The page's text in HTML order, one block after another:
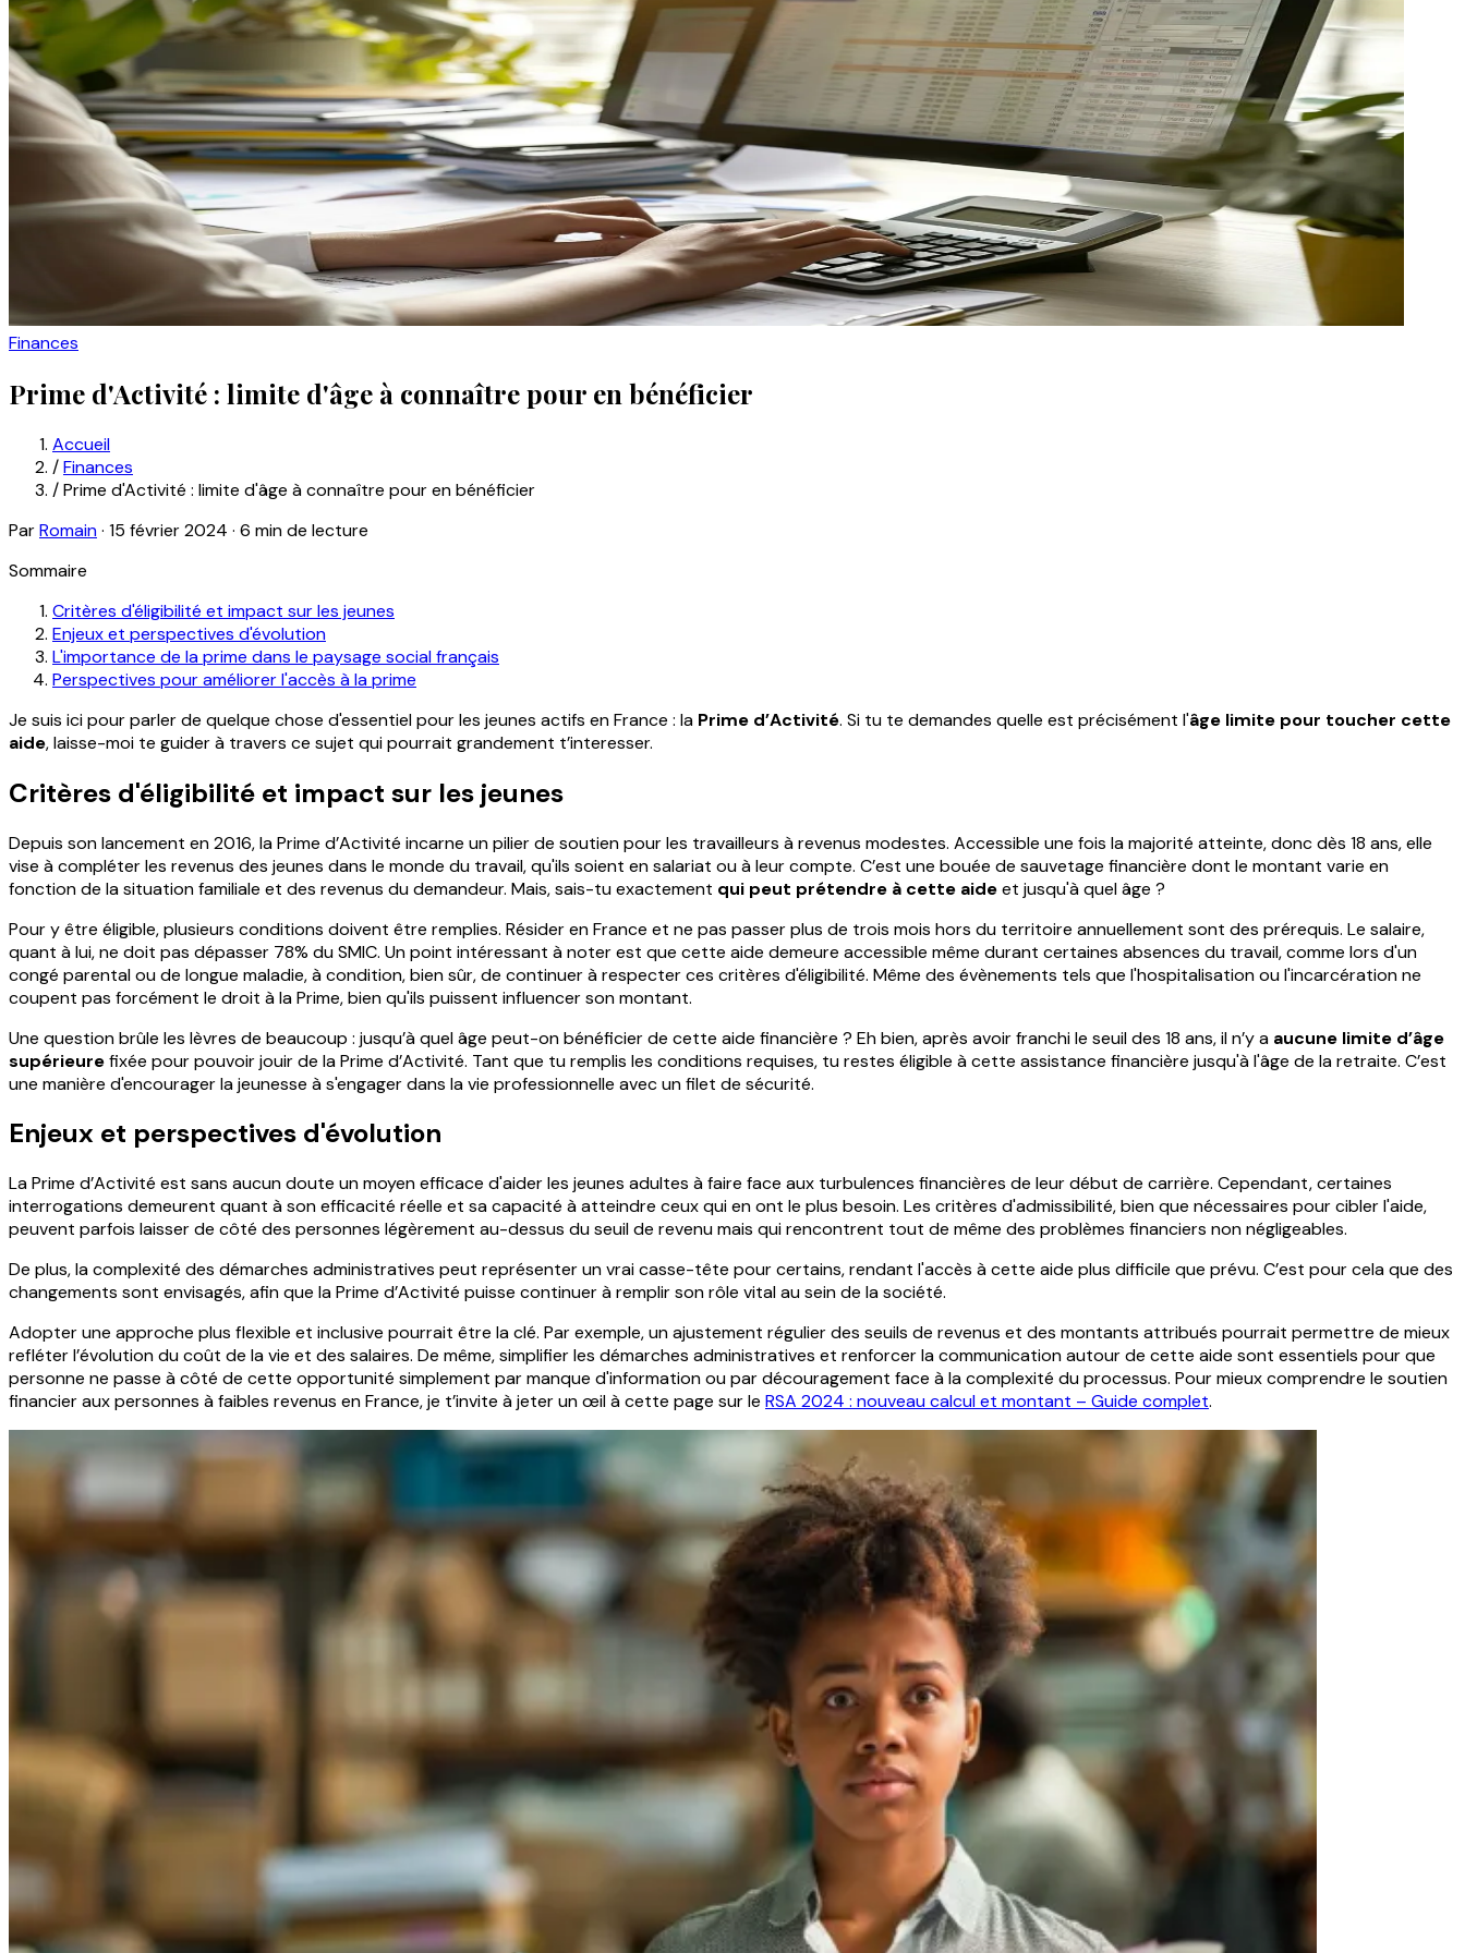
Finances
Prime d'Activité : limite d'âge à connaître pour en bénéficier
Accueil
/Finances
/Prime d'Activité : limite d'âge à connaître pour en bénéficier
ParRomain· 15 février 2024 · 6 min de lecture
Sommaire
Critères d'éligibilité et impact sur les jeunes
Enjeux et perspectives d'évolution
L'importance de la prime dans le paysage social français
Perspectives pour améliorer l'accès à la prime
Je suis ici pour parler de quelque chose d'essentiel pour les jeunes actifs en France : la Prime d’Activité. Si tu te demandes quelle est précisément l'âge limite pour toucher cette
aide, laisse-moi te guider à travers ce sujet qui pourrait grandement t’interesser.
Critères d'éligibilité et impact sur les jeunes
Depuis son lancement en 2016, la Prime d’Activité incarne un pilier de soutien pour les travailleurs à revenus modestes. Accessible une fois la majorité atteinte, donc dès 18 ans, elle
vise à compléter les revenus des jeunes dans le monde du travail, qu'ils soient en salariat ou à leur compte. C’est une bouée de sauvetage financière dont le montant varie en
fonction de la situation familiale et des revenus du demandeur. Mais, sais-tu exactement qui peut prétendre à cette aideet jusqu'à quel âge ?
Pour y être éligible, plusieurs conditions doivent être remplies. Résider en France et ne pas passer plus de trois mois hors du territoire annuellement sont des prérequis. Le salaire,
quant à lui, ne doit pas dépasser 78% du SMIC. Un point intéressant à noter est que cette aide demeure accessible même durant certaines absences du travail, comme lors d'un
congé parental ou de longue maladie, à condition, bien sûr, de continuer à respecter ces critères d'éligibilité. Même des évènements tels que l'hospitalisation ou l'incarcération ne
coupent pas forcément le droit à la Prime, bien qu'ils puissent influencer son montant.
Une question brûle les lèvres de beaucoup : jusqu’à quel âge peut-on bénéficier de cette aide financière ? Eh bien, après avoir franchi le seuil des 18 ans, il n’y a aucune limite d’âge
supérieurefixée pour pouvoir jouir de la Prime d’Activité. Tant que tu remplis les conditions requises, tu restes éligible à cette assistance financière jusqu'à l'âge de la retraite. C’est
une manière d'encourager la jeunesse à s'engager dans la vie professionnelle avec un filet de sécurité.
Enjeux et perspectives d'évolution
La Prime d’Activité est sans aucun doute un moyen efficace d'aider les jeunes adultes à faire face aux turbulences financières de leur début de carrière. Cependant, certaines
interrogations demeurent quant à son efficacité réelle et sa capacité à atteindre ceux qui en ont le plus besoin. Les critères d'admissibilité, bien que nécessaires pour cibler l'aide,
peuvent parfois laisser de côté des personnes légèrement au-dessus du seuil de revenu mais qui rencontrent tout de même des problèmes financiers non négligeables.
De plus, la complexité des démarches administratives peut représenter un vrai casse-tête pour certains, rendant l'accès à cette aide plus difficile que prévu. C’est pour cela que des
changements sont envisagés, afin que la Prime d’Activité puisse continuer à remplir son rôle vital au sein de la société.
Adopter une approche plus flexible et inclusive pourrait être la clé. Par exemple, un ajustement régulier des seuils de revenus et des montants attribués pourrait permettre de mieux
refléter l’évolution du coût de la vie et des salaires. De même, simplifier les démarches administratives et renforcer la communication autour de cette aide sont essentiels pour que
personne ne passe à côté de cette opportunité simplement par manque d'information ou par découragement face à la complexité du processus. Pour mieux comprendre le soutien
financier aux personnes à faibles revenus en France, je t’invite à jeter un œil à cette page sur le RSA 2024 : nouveau calcul et montant – Guide complet.